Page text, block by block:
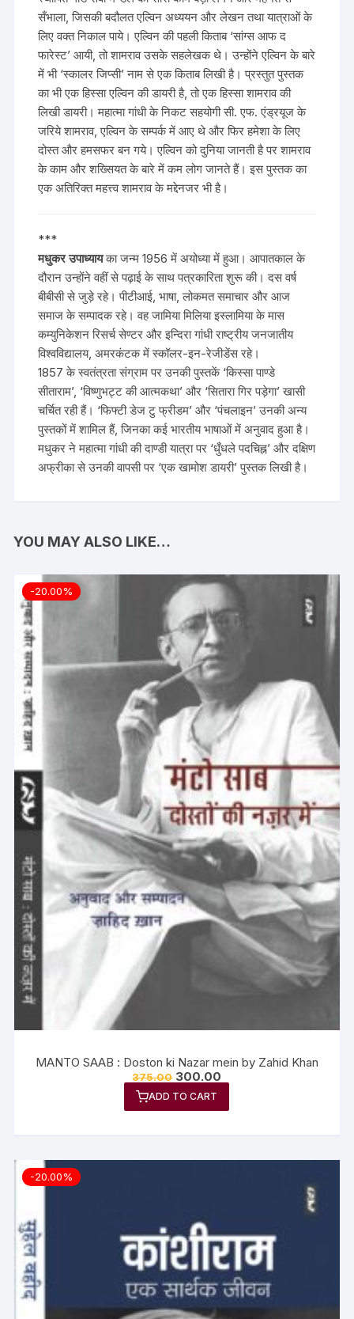
सँभाला, जिसकी बदौलत एल्विन अध्ययन और लेखन तथा यात्राओं के
लिए वक्त निकाल पाये। एल्विन की पहली किताब ‘सांग्स आफ द
फारेस्ट’ आयी, तो शामराव उसके सहलेखक थे। उन्होंने एल्विन के बारे
में भी ‘स्कालर जिप्सी’ नाम से एक किताब लिखी है। प्रस्तुत पुस्तक
का भी एक हिस्सा एल्विन की डायरी है, तो एक हिस्सा शामराव की
लिखी डायरी। महात्मा गांधी के निकट सहयोगी सी. एफ. एंड्रयूज के
जरिये शामराव, एल्विन के सम्पर्क में आए थे और फिर हमेशा के लिए
दोस्त और हमसफर बन गये। एल्विन को दुनिया जानती है पर शामराव
के काम और शख्सियत के बारे में कम लोग जानते हैं। इस पुस्तक का
एक अतिरिक्त महत्त्व शामराव के मद्देनजर भी है।
***
मधुकर उपाध्यायका जन्म 1956 में अयोध्या में हुआ। आपातकाल के
दौरान उन्होंने वहीं से पढ़ाई के साथ पत्रकारिता शुरू की। दस वर्ष
बीबीसी से जुड़े रहे। पीटीआई, भाषा, लोकमत समाचार और आज
समाज के सम्पादक रहे। वह जामिया मिलिया इस्लामिया के मास
कम्युनिकेशन रिसर्च सेण्टर और इन्दिरा गांधी राष्ट्रीय जनजातीय
विश्वविद्यालय, अमरकंटक में स्कॉलर-इन-रेजीडेंस रहे।
1857 के स्वतंत्रता संग्राम पर उनकी पुस्तकें ‘किस्सा पाण्डे
सीताराम’, ‘विष्णुभट्ट की आत्मकथा’ और ‘सितारा गिर पड़ेगा’ खासी
चर्चित रही हैं। ‘फिफ्टी डेज टु फ्रीडम’ और ‘पंचलाइन’ उनकी अन्य
पुस्तकों में शामिल हैं, जिनका कई भारतीय भाषाओं में अनुवाद हुआ है।
मधुकर ने महात्मा गांधी की दाण्डी यात्रा पर ‘धुँधले पदचिह्न’ और दक्षिण
अफ्रीका से उनकी वापसी पर ‘एक खामोश डायरी’ पुस्तक लिखी है।
YOU MAY ALSO LIKE…
-20.00%
MANTO SAAB : Doston ki Nazar mein by Zahid Khan
375.00 300.00
ADD TO CART
-20.00%